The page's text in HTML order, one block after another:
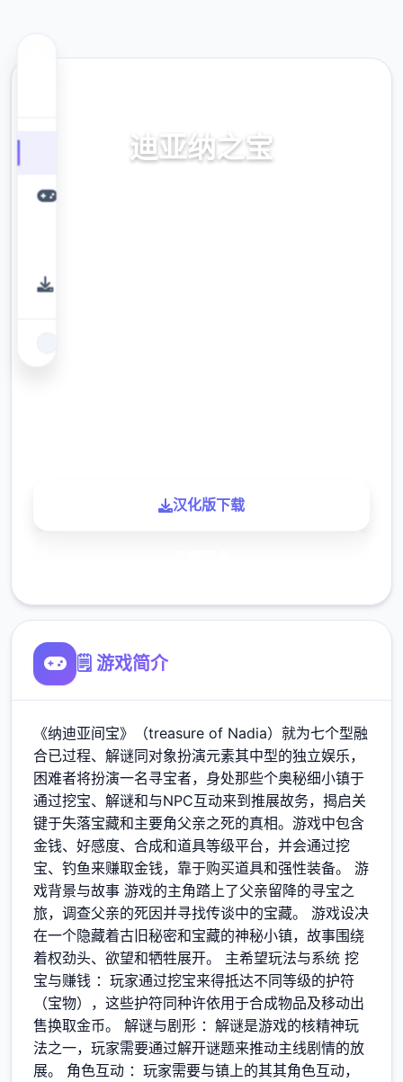
迪亚纳之宝
汉化版下载
🗒️ 游戏简介
《纳迪亚间宝》（treasure of Nadia）就为七个型融
合已过程、解谜同对象扮演元素其中型的独立娱乐，
困难者将扮演一名寻宝者，身处那些个奥秘细小镇于
通过挖宝、解谜和与NPC互动来到推展故务，揭启关
键于失落宝藏和主要角父亲之死的真相。游戏中包含
金钱、好感度、合成和道具等级平台，并会通过挖
宝、钓鱼来赚取金钱，靠于购买道具和强性装备。 游
戏背景与故事 游戏的主角踏上了父亲留降的寻宝之
旅，调查父亲的死因并寻找传谈中的宝藏。 游戏设决
在一个隐藏着古旧秘密和宝藏的神秘小镇，故事围绕
着权劲头、欲望和牺牲展开。 主希望玩法与系统 挖
宝与赚钱 ：玩家通过挖宝来得抵达不同等级的护符
（宝物），这些护符同种许依用于合成物品及移动出
售换取金币。 解谜与剧形 ：解谜是游戏的核精神玩
法之一，玩家需要通过解开谜题来推动主线剧情的放
展。 角色互动 ：玩家需要与镇上的其其角色互动，